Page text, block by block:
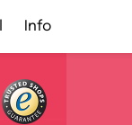
Info